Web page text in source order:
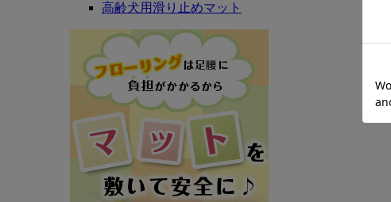
高齢犬用滑り止めマット